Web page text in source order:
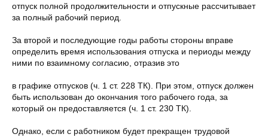
отпуск полной продолжительности и отпускные рассчитывает
за полный рабочий период.
За второй и последующие годы работы стороны вправе
определить время использования отпуска и периоды между
ними по взаимному согласию, отразив это
в графике отпусков (ч. 1 ст. 228 ТК). При этом, отпуск должен
быть использован до окончания того рабочего года, за
который он предоставляется (ч. 1 ст. 230 ТК).
Однако, если с работником будет прекращен трудовой